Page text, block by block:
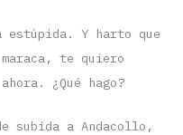
estúpida. Y harto que
te quiero
¿Qué hago?
subida a Andacollo,